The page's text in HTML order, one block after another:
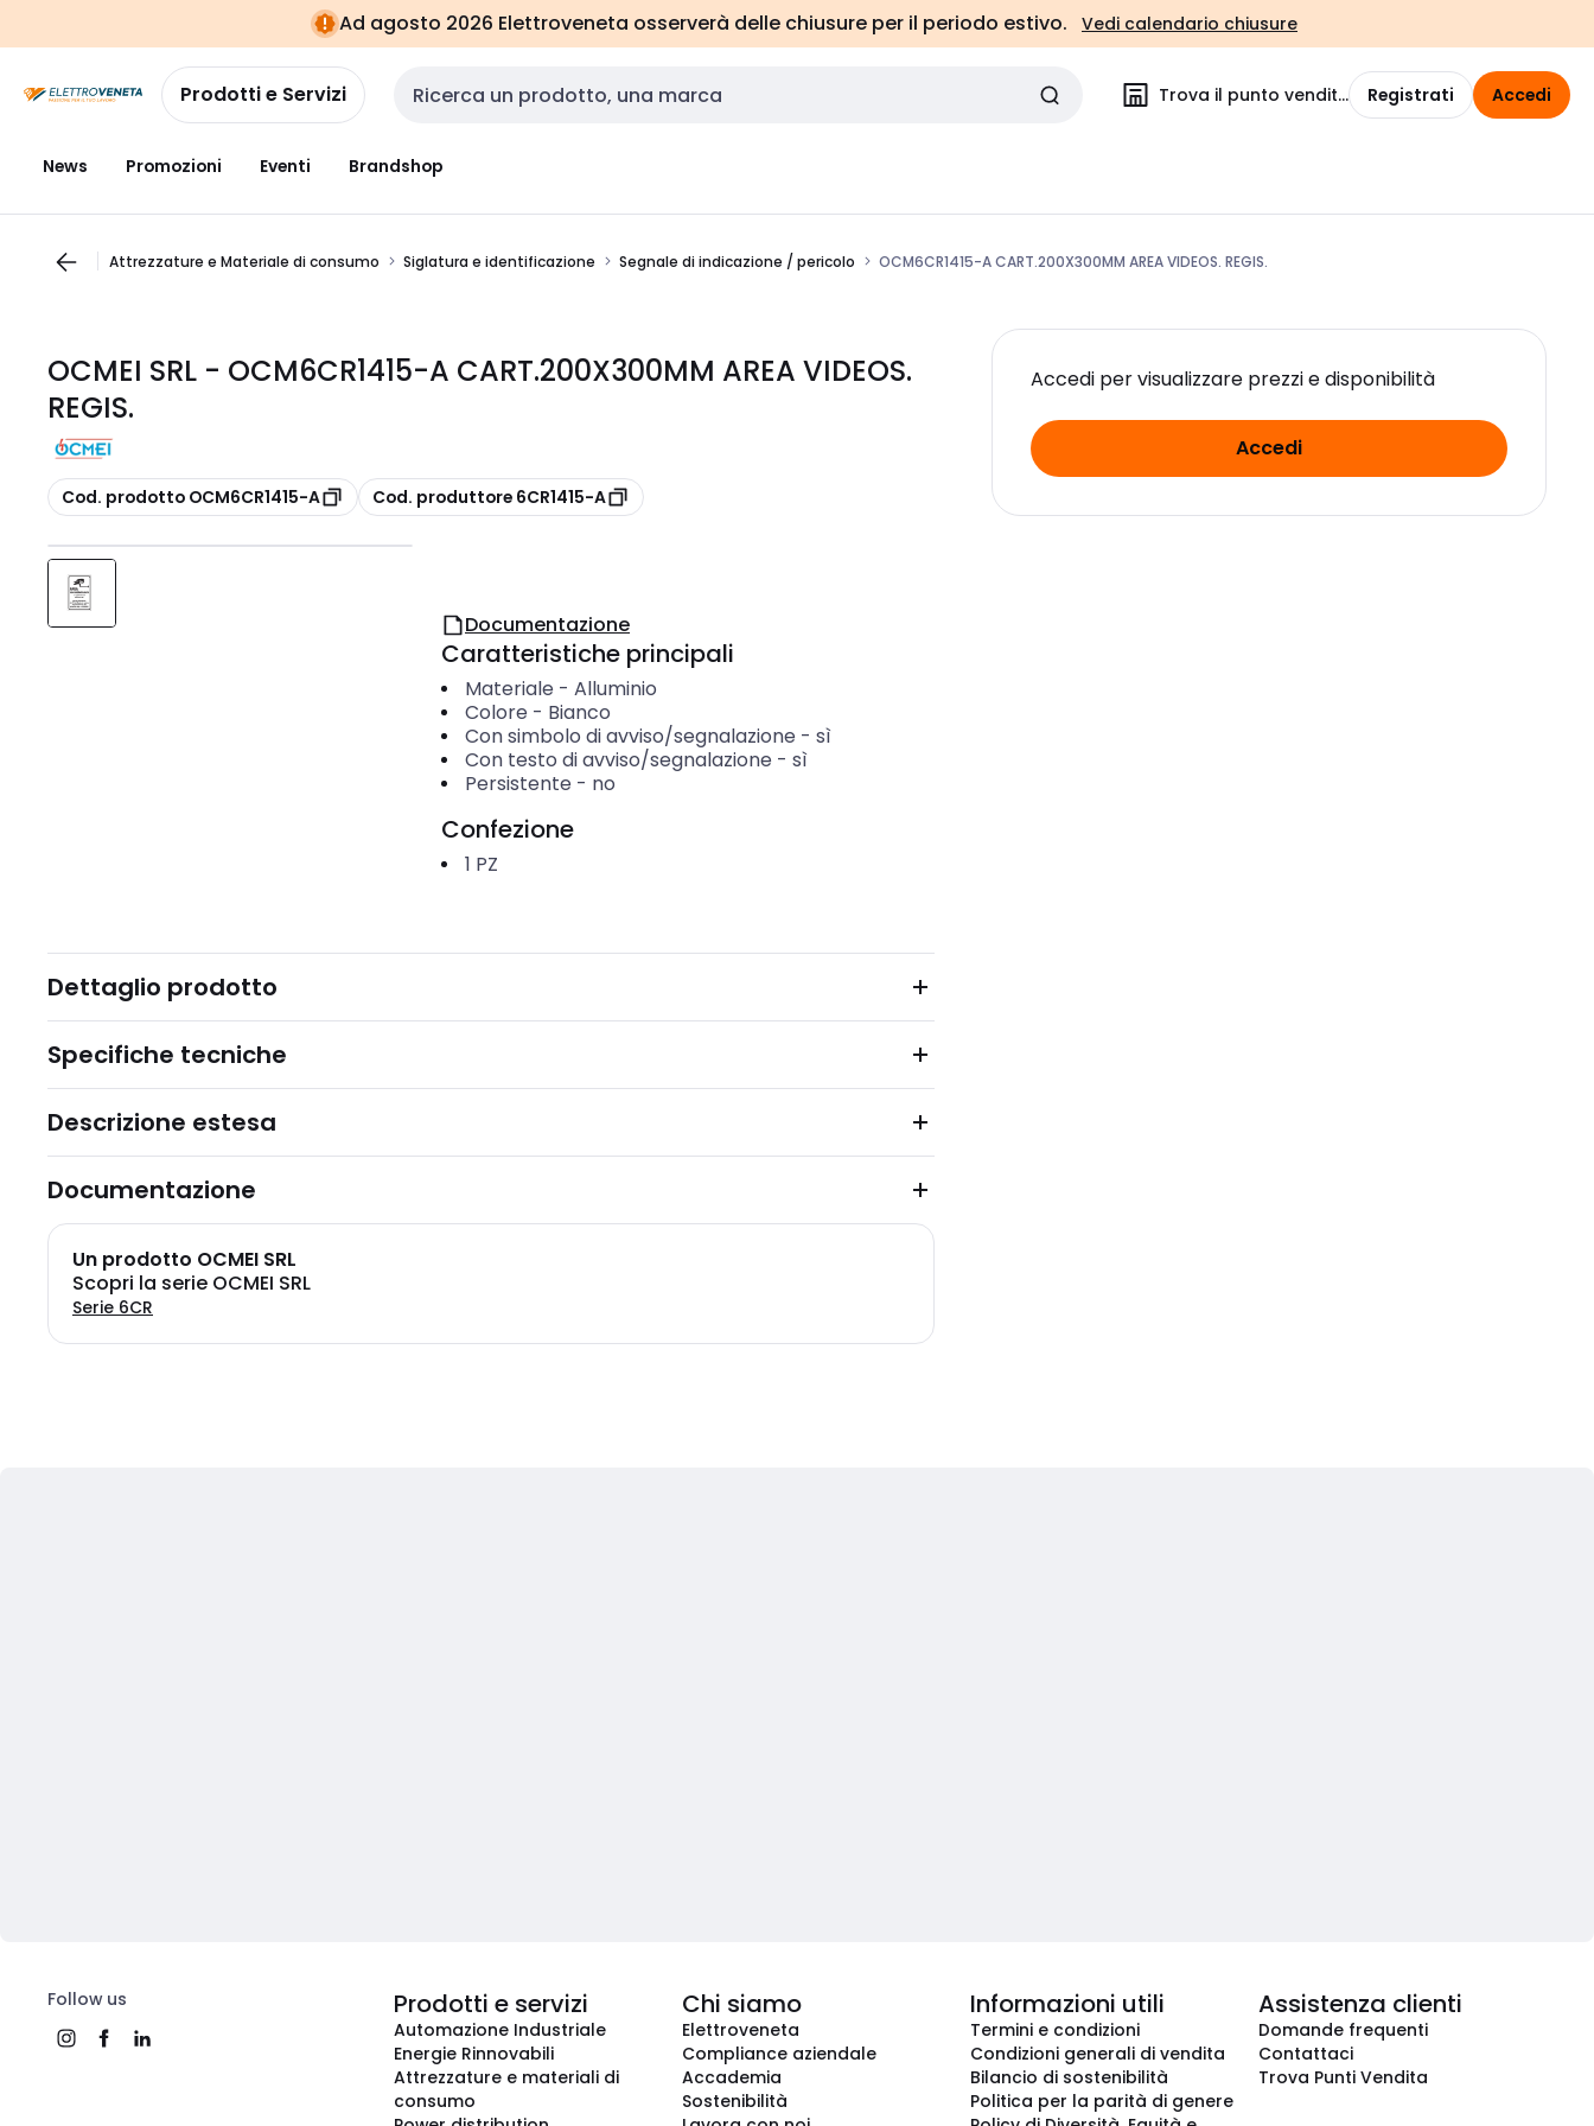
navigazionealla
pagina
Ad agosto 2026 Elettroveneta osserverà delle chiusure per il periodo estivo. Vedi calendario chiusure
Prodotti e Servizi Cerca input Trova il punto vendita Registrati Accedi
News Promozioni Eventi Brandshop
Attrezzature e Materiale di consumo Siglatura e identificazione Segnale di indicazione / pericolo OCM6CR1415-A CART.200X300MM AREA VIDEOS. REGIS.
OCMEI SRL - OCM6CR1415-A CART.200X300MM AREA VIDEOS.
REGIS.
copia
Cod. prodotto OCM6CR1415-A copia
Cod. produttore 6CR1415-A
Accedi per visualizzare prezzi e disponibilità
Accedi
Documentazione
Caratteristiche principali
Materiale - Alluminio
Colore - Bianco
Con simbolo di avviso/segnalazione - sì
Con testo di avviso/segnalazione - sì
Persistente - no
Confezione
1 PZ
Dettaglio prodotto
Specifiche tecniche
Descrizione estesa
Documentazione
Un prodotto OCMEI SRL
Scopri la serie OCMEI SRL
Serie 6CR
Follow us Prodotti e servizi
Automazione Industriale
Energie Rinnovabili
Attrezzature e materiali di
consumo
Chi siamo
Elettroveneta
Compliance aziendale
Accademia
Sostenibilità
Informazioni utili
Termini e condizioni
Condizioni generali di vendita
Bilancio di sostenibilità
Politica per la parità di genere
Assistenza clienti
Domande frequenti
Contattaci
Trova Punti Vendita